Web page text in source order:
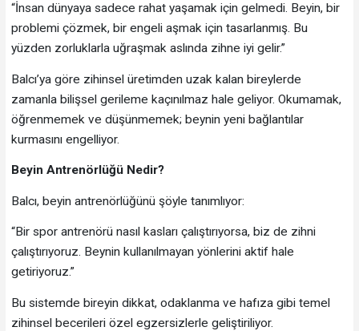
“İnsan dünyaya sadece rahat yaşamak için gelmedi. Beyin, bir
problemi çözmek, bir engeli aşmak için tasarlanmış. Bu
yüzden zorluklarla uğraşmak aslında zihne iyi gelir.”
Balcı’ya göre zihinsel üretimden uzak kalan bireylerde
zamanla bilişsel gerileme kaçınılmaz hale geliyor. Okumamak,
öğrenmemek ve düşünmemek; beynin yeni bağlantılar
kurmasını engelliyor.
Beyin Antrenörlüğü Nedir?
Balcı, beyin antrenörlüğünü şöyle tanımlıyor:
“Bir spor antrenörü nasıl kasları çalıştırıyorsa, biz de zihni
çalıştırıyoruz. Beynin kullanılmayan yönlerini aktif hale
getiriyoruz.”
Bu sistemde bireyin dikkat, odaklanma ve hafıza gibi temel
zihinsel becerileri özel egzersizlerle geliştiriliyor.